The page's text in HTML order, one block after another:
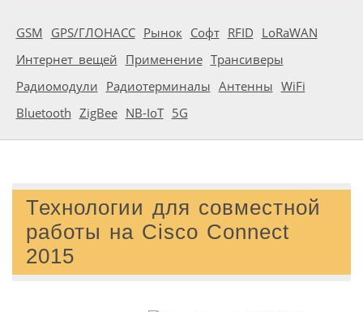
GSM GPS/ГЛОНАСС Рынок Софт RFID LoRaWAN
Интернет вещей Применение Трансиверы
Радиомодули Радиотерминалы Антенны WiFi
Bluetooth ZigBee NB-IoT 5G
Технологии для совместной
работы на Cisco Connect
2015